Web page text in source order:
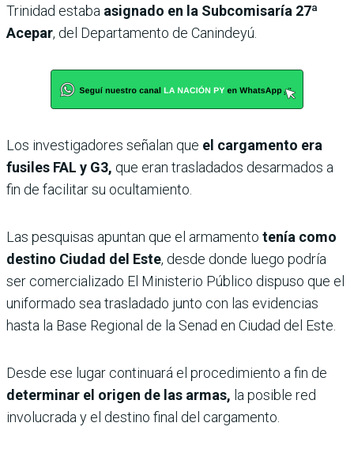
Trinidad estaba asignado en la Subcomisaría 27ª
Acepar, del Departamento de Canindeyú.
Los investigadores señalan que el cargamento era
fusiles FAL y G3, que eran trasladados desarmados a
fin de facilitar su ocultamiento.
Las pesquisas apuntan que el armamento tenía como
destino Ciudad del Este, desde donde luego podría
ser comercializado El Ministerio Público dispuso que el
uniformado sea trasladado junto con las evidencias
hasta la Base Regional de la Senad en Ciudad del Este.
Desde ese lugar continuará el procedimiento a fin de
determinar el origen de las armas, la posible red
involucrada y el destino final del cargamento.